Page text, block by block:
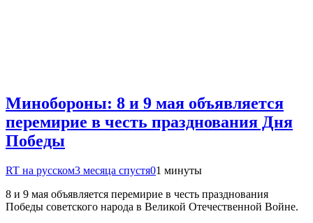
Минобороны: 8 и 9 мая объявляется
перемирие в честь празднования Дня
Победы
RT на русском3 месяца спустя01 минуты
8 и 9 мая объявляется перемирие в честь празднования
Победы советского народа в Великой Отечественной Войне.